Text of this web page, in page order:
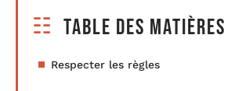
Table des matières
Respecter les règles